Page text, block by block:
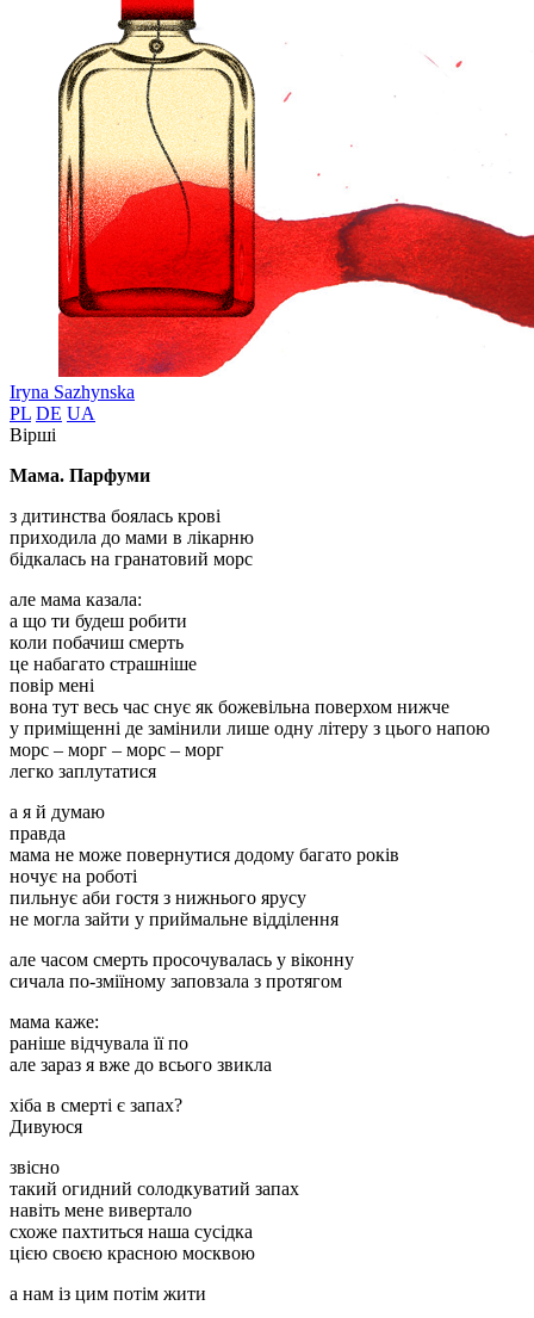
Iryna Sazhynska
PL DE UA
Вірші
Мама. Парфуми
з дитинства боялась крові
приходила до мами в лікарню
бідкалась на гранатовий морс
але мама казала:
а що ти будеш робити
коли побачиш смерть
це набагато страшніше
повір мені
вона тут весь час снує як божевільна поверхом нижче
у приміщенні де замінили лише одну літеру з цього напою
морс – морг – морс – морг
легко заплутатися
а я й думаю
правда
мама не може повернутися додому багато років
ночує на роботі
пильнує аби гостя з нижнього ярусу
не могла зайти у приймальне відділення
але часом смерть просочувалась у віконну
сичала по-зміїному заповзала з протягом
мама каже:
раніше відчувала її по
але зараз я вже до всього звикла
хіба в смерті є запах?
Дивуюся
звісно
такий огидний солодкуватий запах
навіть мене вивертало
схоже пахтиться наша сусідка
цією своєю красною москвою
а нам із цим потім жити